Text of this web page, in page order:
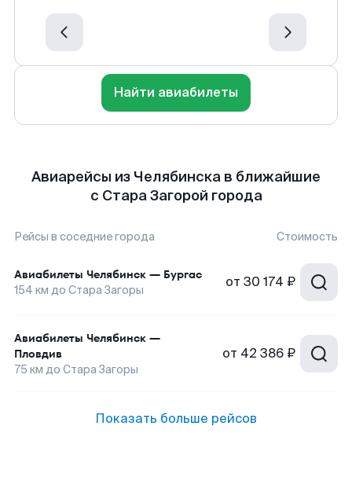
Найти авиабилеты
Авиарейсы из Челябинска в ближайшие
с Стара Загорой города
Рейсы в соседние города Стоимость
Авиабилеты Челябинск — Бургас
154 км до Стара Загоры от 30 174 ₽
Авиабилеты Челябинск —
Пловдив
75 км до Стара Загоры
от 42 386 ₽
Показать больше рейсов